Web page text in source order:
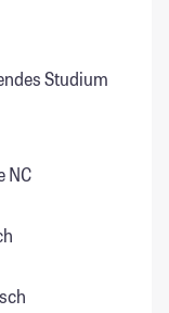
Studium
NC